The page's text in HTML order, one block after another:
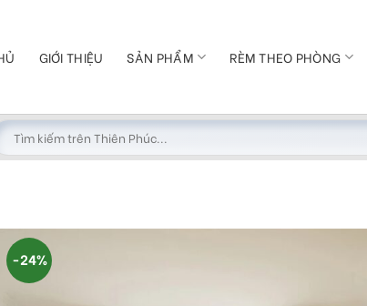
GIỚI THIỆU SẢN PHẨM RÈM THEO PHÒNG
-24%